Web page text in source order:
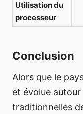
Utilisation du
processeur
Conclusion
Alors que le
et évolue
traditionnelles